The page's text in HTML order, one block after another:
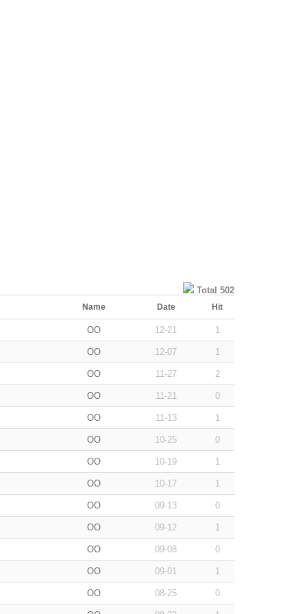
Total 502
Name Date Hit
OO 12-21 1
OO 12-07 1
OO 11-27 2
OO 11-21 0
OO 11-13 1
OO 10-25 0
OO 10-19 1
OO 10-17 1
OO 09-13 0
OO 09-12 1
OO 09-08 0
OO 09-01 1
OO 08-25 0